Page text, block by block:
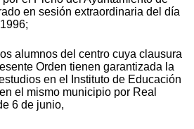
en sesión extraordinaria del día
alumnos del centro cuya clausura
Orden tienen garantizada la
en el Instituto de Educación
el mismo municipio por Real
6 de junio,